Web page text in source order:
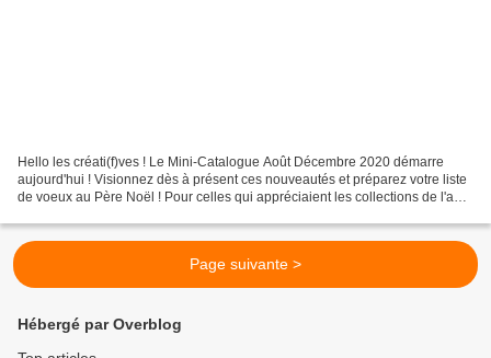
Hello les créati(f)ves ! Le Mini-Catalogue Août Décembre 2020 démarre
aujourd'hui ! Visionnez dès à présent ces nouveautés et préparez votre liste
de voeux au Père Noël ! Pour celles qui appréciaient les collections de l'an
Page suivante >
Hébergé par Overblog